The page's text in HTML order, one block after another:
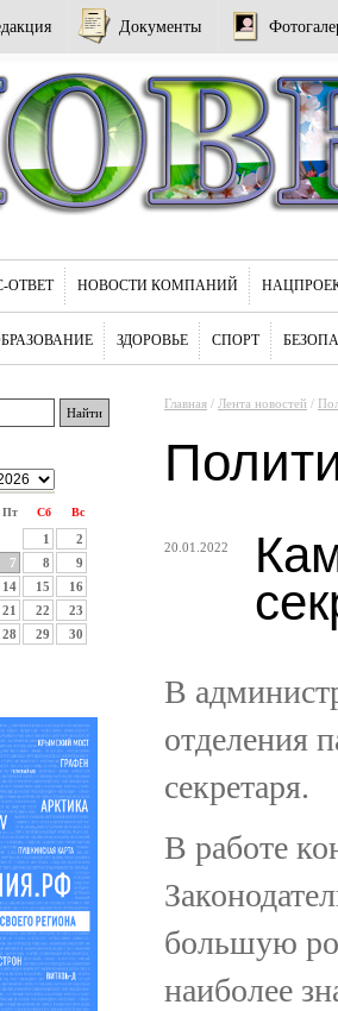
Документы
ОТВЕТ НОВОСТИ КОМПАНИЙ
ЗДОРОВЬЕ СПОРТ
Пт Сб Вс
1
2
7 8
9
14 15
16
21 22
23
28 29
30
Главная / Лента новостей /
20.01.2022
В
отделения
секретаря.
В работе
большую
наиболее